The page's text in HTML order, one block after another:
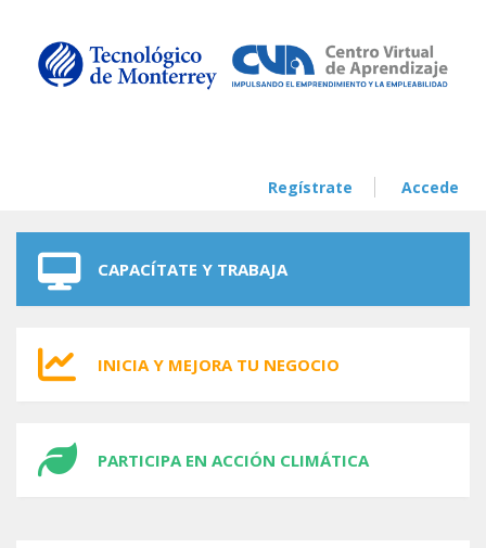
Regístrate Accede
CAPACÍTATE Y TRABAJA
INICIA Y MEJORA TU NEGOCIO
PARTICIPA EN ACCIÓN CLIMÁTICA